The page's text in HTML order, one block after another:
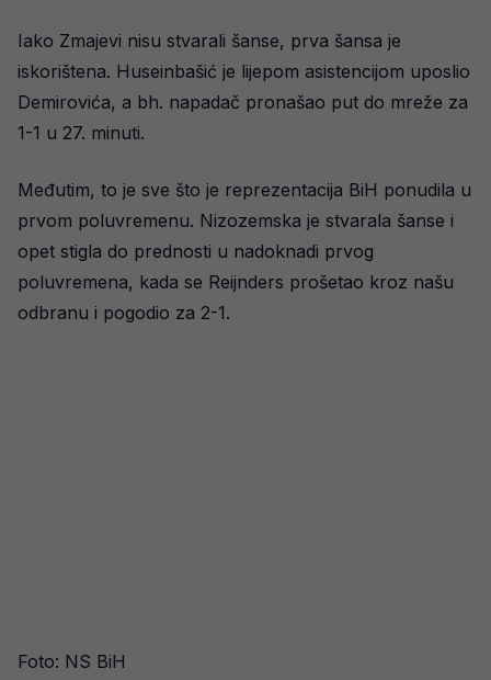
Iako Zmajevi nisu stvarali šanse, prva šansa je
iskorištena. Huseinbašić je lijepom asistencijom uposlio
Demirovića, a bh. napadač pronašao put do mreže za
1-1 u 27. minuti.
Međutim, to je sve što je reprezentacija BiH ponudila u
prvom poluvremenu. Nizozemska je stvarala šanse i
opet stigla do prednosti u nadoknadi prvog
poluvremena, kada se Reijnders prošetao kroz našu
odbranu i pogodio za 2-1.
Foto: NS BiH